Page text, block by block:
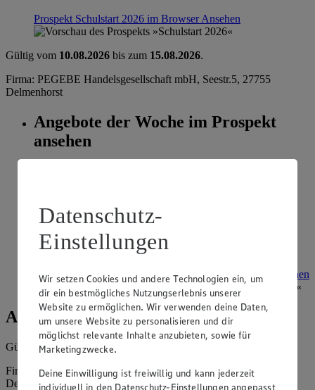
Prospekt Schulstart 2026 im BrowserAnsehen
Gültig vom 10.08.2026 bis zum 15.08.2026.
Firma: PEGEBE Handelsgesellschaft mbH, Seestr.5, 27755
Delmenhorst
Angebote der Woche im Prospekt
ansehen
Prospekt 8024826 im Browser
Super Sommer Spar-Pass 2026
Prospekt Super Sommer Spar-Pass 2026 im Browser Ansehen
Angebote der Woche
Gültig vom03.08.2026bis zum
Firma: PEGEBE Handelsgesellschaft mbH, Seestr.5, 27755
Delmenhorst
Datenschutz-
Einstellungen
Wir setzen Cookies und andere Technologien ein, um
dir ein bestmögliches Nutzungserlebnis unserer
Website zu ermöglichen. Wir verwenden deine Daten,
um unsere Website zu personalisieren und dir
möglichst relevante Inhalte anzubieten, sowie für
Marketingzwecke.
Deine Einwilligung ist freiwillig und kann jederzeit
individuell in den Datenschutz-Einstellungen angepasst